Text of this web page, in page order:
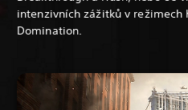
intenzivních zážitků v režimech
Domination.